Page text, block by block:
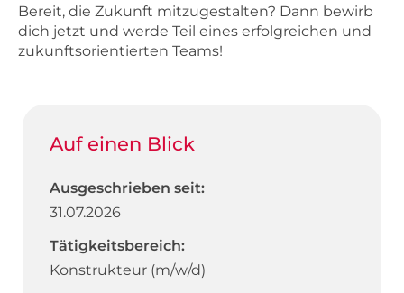
Bereit, die Zukunft mitzugestalten? Dann bewirb
dich jetzt und werde Teil eines erfolgreichen und
zukunftsorientierten Teams!
Auf einen Blick
Ausgeschrieben seit:
31.07.2026
Tätigkeitsbereich:
Konstrukteur (m/w/d)